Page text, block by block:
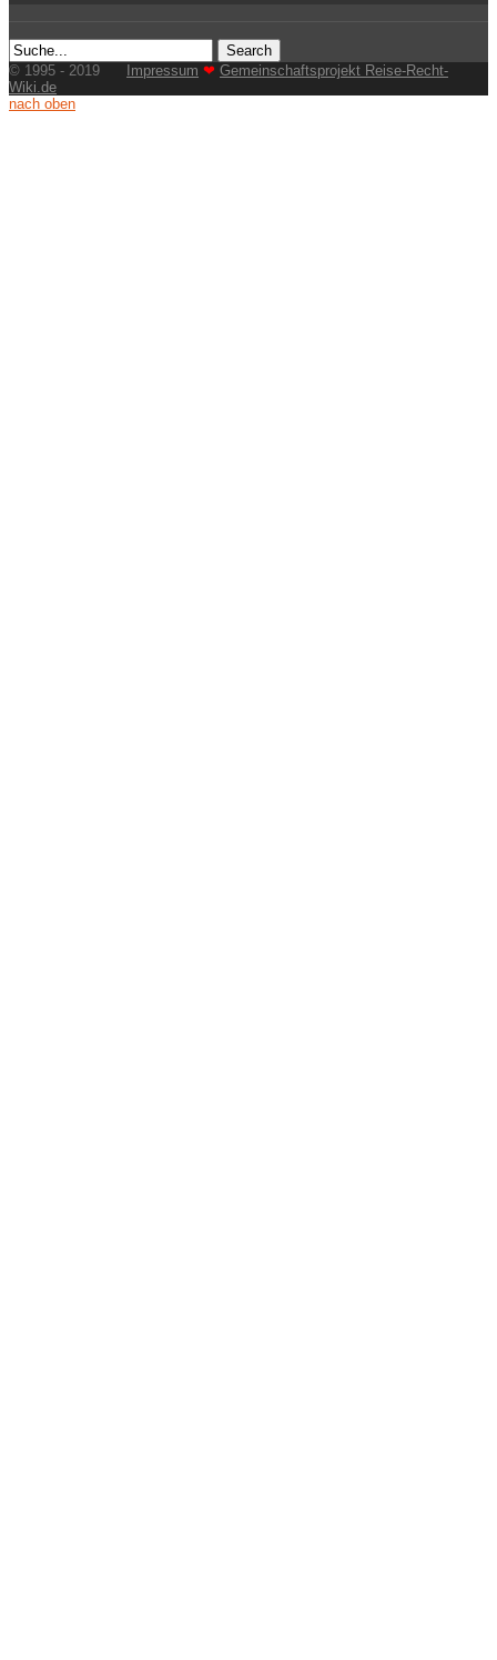
© 1995 - 2019 Impressum ❤ Gemeinschaftsprojekt Reise-Recht-
Wiki.de
nach oben